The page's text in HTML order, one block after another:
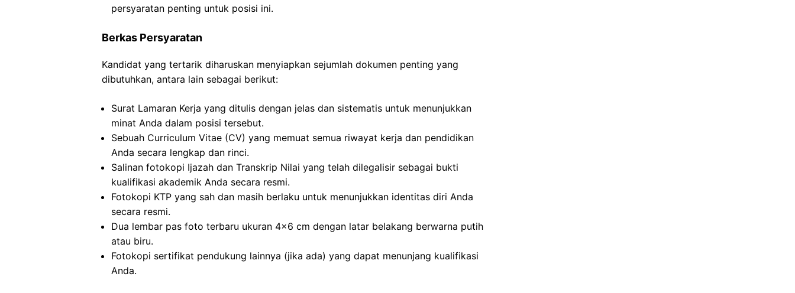
persyaratan penting untuk posisi ini.
Berkas Persyaratan
Kandidat yang tertarik diharuskan menyiapkan sejumlah dokumen penting yang
dibutuhkan, antara lain sebagai berikut:
Surat Lamaran Kerja yang ditulis dengan jelas dan sistematis untuk menunjukkan
minat Anda dalam posisi tersebut.
Sebuah Curriculum Vitae (CV) yang memuat semua riwayat kerja dan pendidikan
Anda secara lengkap dan rinci.
Salinan fotokopi Ijazah dan Transkrip Nilai yang telah dilegalisir sebagai bukti
kualifikasi akademik Anda secara resmi.
Fotokopi KTP yang sah dan masih berlaku untuk menunjukkan identitas diri Anda
secara resmi.
Dua lembar pas foto terbaru ukuran 4×6 cm dengan latar belakang berwarna putih
atau biru.
Fotokopi sertifikat pendukung lainnya (jika ada) yang dapat menunjang kualifikasi
Anda.